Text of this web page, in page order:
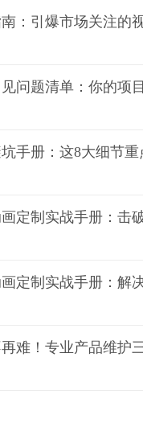
：引爆市场关注的
手册：这8大细节重